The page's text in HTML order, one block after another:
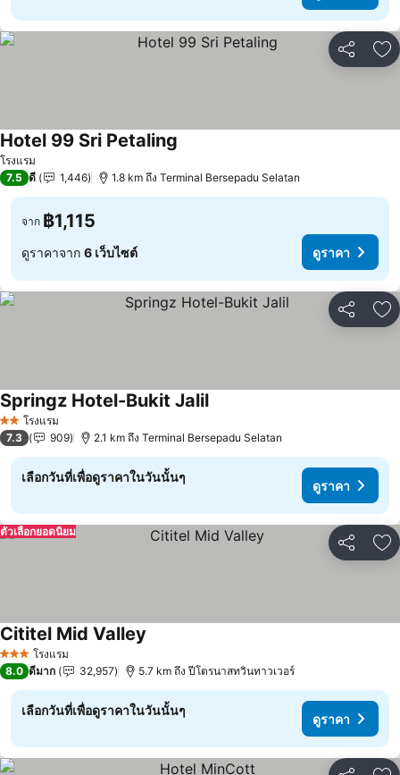
แชร์ เ
โรงแรม
Hotel 99 Sri Petaling
7.5 ดี 1,446 1.8 km ถึง Terminal Bersepadu Selatan
จาก ฿1,115
ดูราคาจาก 6 เว็บไซต์ ดูราคา
แชร์ เ
2 ดาวโรงแรม
Springz Hotel-Bukit Jalilดูราคา
7.3 909 2.1 km ถึง Terminal Bersepadu Selatan
เลือกวันที่เพื่อดูราคาในวันนั้นๆ
ดูราคา
แชร์ เ
ตัวเลือกยอดนิยม
3 ดาว โรงแรม
Cititel Mid Valley
8.0 ดีมาก 32,957 5.7 km ถึง ปีโตรนาสทวินทาวเวอร์
เลือกวันที่เพื่อดูราคาในวันนั้นๆ
ดูราคา